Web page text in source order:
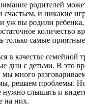
родителей
и никакие
уж вы родили
количество
только самые
в качестве семейной
дни с детьми. В это
много
решаем проблемы. Но
нужно слышать и
на них.